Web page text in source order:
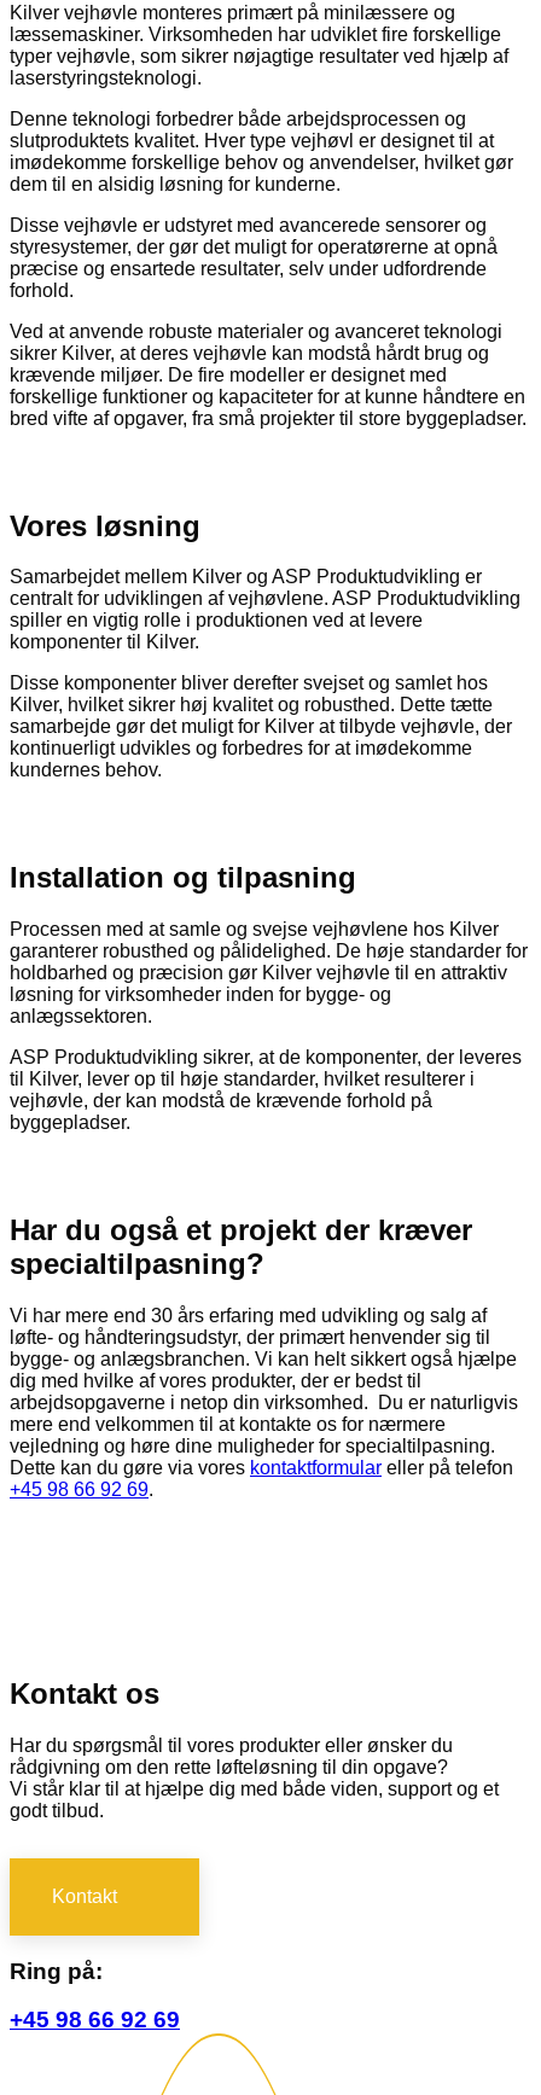
Kilver vejhøvle monteres primært på minilæssere og
læssemaskiner. Virksomheden har udviklet fire forskellige
typer vejhøvle, som sikrer nøjagtige resultater ved hjælp af
laserstyringsteknologi.
Denne teknologi forbedrer både arbejdsprocessen og
slutproduktets kvalitet. Hver type vejhøvl er designet til at
imødekomme forskellige behov og anvendelser, hvilket gør
dem til en alsidig løsning for kunderne.
Disse vejhøvle er udstyret med avancerede sensorer og
styresystemer, der gør det muligt for operatørerne at opnå
præcise og ensartede resultater, selv under udfordrende
forhold.
Ved at anvende robuste materialer og avanceret teknologi
sikrer Kilver, at deres vejhøvle kan modstå hårdt brug og
krævende miljøer. De fire modeller er designet med
forskellige funktioner og kapaciteter for at kunne håndtere en
bred vifte af opgaver, fra små projekter til store byggepladser.
Vores løsning
Samarbejdet mellem Kilver og ASP Produktudvikling er
centralt for udviklingen af vejhøvlene. ASP Produktudvikling
spiller en vigtig rolle i produktionen ved at levere
komponenter til Kilver.
Disse komponenter bliver derefter svejset og samlet hos
Kilver, hvilket sikrer høj kvalitet og robusthed. Dette tætte
samarbejde gør det muligt for Kilver at tilbyde vejhøvle, der
kontinuerligt udvikles og forbedres for at imødekomme
kundernes behov.
Installation og tilpasning
Processen med at samle og svejse vejhøvlene hos Kilver
garanterer robusthed og pålidelighed. De høje standarder for
holdbarhed og præcision gør Kilver vejhøvle til en attraktiv
løsning for virksomheder inden for bygge- og
anlægssektoren.
ASP Produktudvikling sikrer, at de komponenter, der leveres
til Kilver, lever op til høje standarder, hvilket resulterer i
vejhøvle, der kan modstå de krævende forhold på
byggepladser.
Har du også et projekt der kræver
specialtilpasning?
Vi har mere end 30 års erfaring med udvikling og salg af
løfte- og håndteringsudstyr, der primært henvender sig til
bygge- og anlægsbranchen. Vi kan helt sikkert også hjælpe
dig med hvilke af vores produkter, der er bedst til
arbejdsopgaverne i netop din virksomhed. Du er naturligvis
mere end velkommen til at kontakte os for nærmere
vejledning og høre dine muligheder for specialtilpasning.
Dette kan du gøre via vores kontaktformular eller på telefon
+45 98 66 92 69.
Kontakt os
Har du spørgsmål til vores produkter eller ønsker du
rådgivning om den rette løfteløsning til din opgave?
Vi står klar til at hjælpe dig med både viden, support og et
godt tilbud.
Kontakt
Ring på:
+45 98 66 92 69